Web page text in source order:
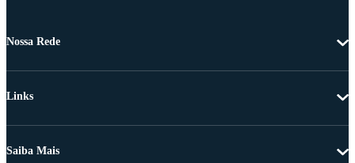
Nossa Rede
Links
Saiba Mais